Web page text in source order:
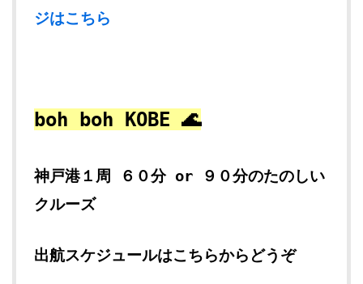
ジはこちら
boh boh KOBE 🌊
神戸港１周 ６０分 or ９０分のたのしい
クルーズ
出航スケジュールはこちらからどうぞ